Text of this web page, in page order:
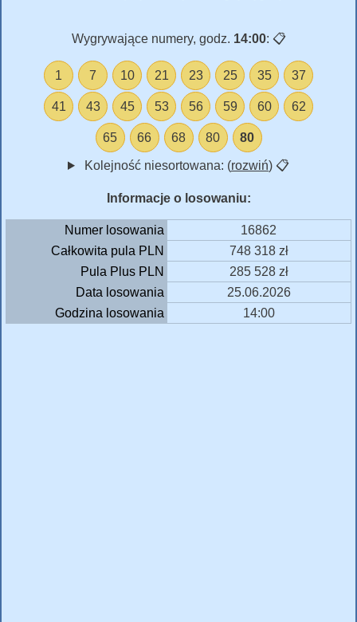
Wygrywające numery, godz. 14:00: 📋
1 7 10 21 23 25 35 37
41 43 45 53 56 59 60 62
65 66 68 80 80
Kolejność niesortowana: (rozwiń) 📋
Informacje o losowaniu:
Numer losowania
16862
Całkowita pula PLN
748 318 zł
Pula Plus PLN
285 528 zł
Data losowania
25.06.2026
Godzina losowania
14:00